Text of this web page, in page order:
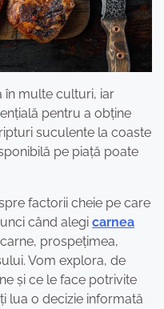
în multe culturi, iar
pentru a obține
suculente la coaste
pe piață poate
factorii cheie pe care
când alegi carnea
prospețimea,
Vom explora, de
și ce le face potrivite
lua o decizie informată